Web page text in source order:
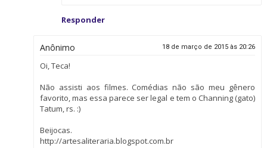
Responder
Anônimo 18 de março de 2015 às 20:26
Oi, Teca!
Não assisti aos filmes. Comédias não são meu gênero
favorito, mas essa parece ser legal e tem o Channing (gato)
Tatum, rs. :)
Beijocas.
http://artesaliteraria.blogspot.com.br